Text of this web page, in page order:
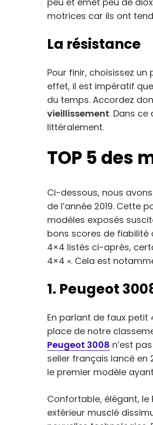
motrices car ils ont
La résistance
Pour finir, choisissez
effet, il est impératif
du temps. Accordez
vieillissement. Dans ce
littéralement.
TOP 5 des
Ci-dessous, nous
de l’année 2019. Cette
modèles exposés
bons scores de fiabilité
4×4 listés ci-après,
4×4 ». Cela est
1. Peugeot
En parlant de faux petit
place de notre
Peugeot 3008 n’est
seller français lancé en
le premier modèle
Confortable, élégant,
extérieur musclé